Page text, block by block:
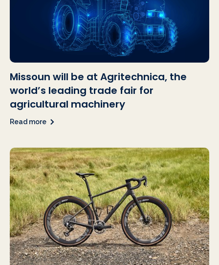
Missoun will be at Agritechnica, the
world’s leading trade fair for
agricultural machinery
Read more